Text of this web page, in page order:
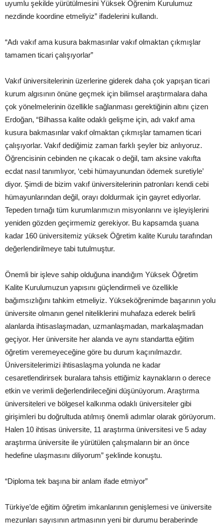
uyumlu şekilde yürütülmesini Yüksek Öğrenim Kurulumuz
nezdinde koordine etmeliyiz” ifadelerini kullandı.
“Adı vakıf ama kusura bakmasınlar vakıf olmaktan çıkmışlar
tamamen ticari çalışıyorlar”
Vakıf üniversitelerinin üzerlerine giderek daha çok yapışan ticari
kurum algısının önüne geçmek için bilimsel araştırmalara daha
çok yönelmelerinin özellikle sağlanması gerektiğinin altını çizen
Erdoğan, “Bilhassa kalite odaklı gelişme için, adı vakıf ama
kusura bakmasınlar vakıf olmaktan çıkmışlar tamamen ticari
çalışıyorlar. Vakıf dediğimiz zaman farklı şeyler biz anlıyoruz.
Öğrencisinin cebinden ne çıkacak o değil, tam aksine vakıfta
ecdat nasıl tanımlıyor, ‘cebi hümayunundan ödemek suretiyle’
diyor. Şimdi de bizim vakıf üniversitelerinin patronları kendi cebi
hümayunlarından değil, orayı doldurmak için gayret ediyorlar.
Tepeden tırnağı tüm kurumlarımızın misyonlarını ve işleyişlerini
yeniden gözden geçirmemiz gerekiyor. Bu kapsamda şuana
kadar 160 üniversitemiz yüksek Öğretim kalite Kurulu tarafından
değerlendirilmeye tabi tutulmuştur.
Önemli bir işleve sahip olduğuna inandığım Yüksek Öğretim
Kalite Kurulumuzun yapısını güçlendirmeli ve özellikle
bağımsızlığını tahkim etmeliyiz. Yükseköğrenimde başarının yolu
üniversite olmanın genel niteliklerini muhafaza ederek belirli
alanlarda ihtisaslaşmadan, uzmanlaşmadan, markalaşmadan
geçiyor. Her üniversite her alanda ve aynı standartta eğitim
öğretim veremeyeceğine göre bu durum kaçınılmazdır.
Üniversitelerimizi ihtisaslaşma yolunda ne kadar
cesaretlendirirsek buralara tahsis ettiğimiz kaynakların o derece
etkin ve verimli değerlendirileceğini düşünüyorum. Araştırma
üniversiteleri ve bölgesel kalkınma odaklı üniversiteler gibi
girişimleri bu doğrultuda atılmış önemli adımlar olarak görüyorum.
Halen 10 ihtisas üniversite, 11 araştırma üniversitesi ve 5 aday
araştırma üniversite ile yürütülen çalışmaların bir an önce
hedefine ulaşmasını diliyorum” şeklinde konuştu.
“Diploma tek başına bir anlam ifade etmiyor”
Türkiye’de eğitim öğretim imkanlarının genişlemesi ve üniversite
mezunları sayısının artmasının yeni bir durumu beraberinde